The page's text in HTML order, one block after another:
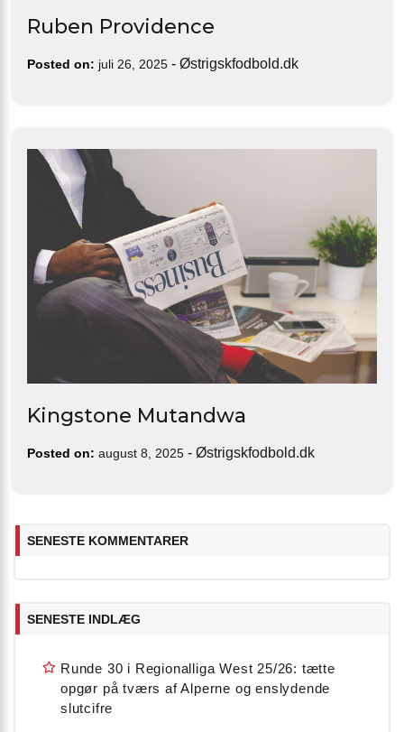
Ruben Providence
Posted on: juli 26, 2025 - Østrigskfodbold.dk
Kingstone Mutandwa
Posted on: august 8, 2025 - Østrigskfodbold.dk
SENESTE KOMMENTARER
SENESTE INDLÆG
Runde 30 i Regionalliga West 25/26: tætte
opgør på tværs af Alperne og enslydende
slutcifre